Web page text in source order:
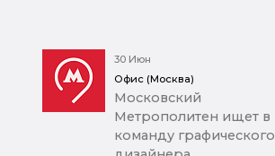
30 Июн
Офис (Москва)
Московский
Метрополитен ищет в
команду графического